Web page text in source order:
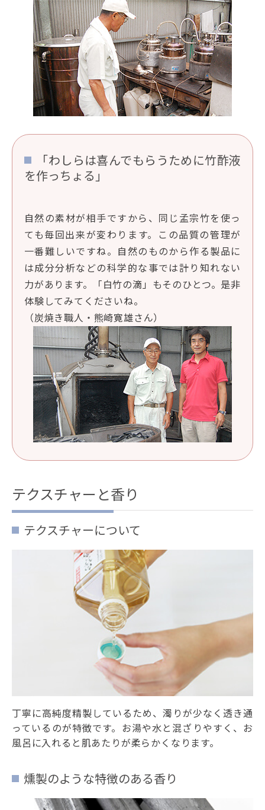
「わしらは喜んでもらうために竹酢液
を作っちょる」
自然の素材が相手ですから、同じ孟宗竹を使っ
ても毎回出来が変わります。この品質の管理が
一番難しいですね。自然のものから作る製品に
は成分分析などの科学的な事では計り知れない
力があります。「白竹の滴」もそのひとつ。是非
体験してみてくださいね。
（炭焼き職人・熊崎寛雄さん）
テクスチャーと香り
テクスチャーについて
丁寧に高純度精製しているため、濁りが少なく透き通
っているのが特徴です。お湯や水と混ざりやすく、お
風呂に入れると肌あたりが柔らかくなります。
燻製のような特徴のある香り